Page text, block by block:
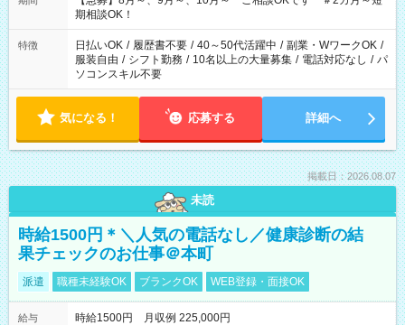
期相談OK！
特徴 日払いOK / 履歴書不要 / 40～50代活躍中 / 副業・WワークOK /
服装自由 / シフト勤務 / 10名以上の大量募集 / 電話対応なし / パ
ソコンスキル不要
気になる！ 応募する 詳細へ
掲載日：2026.08.07
未読
時給1500円＊＼人気の電話なし／健康診断の結
果チェックのお仕事＠本町
派遣 職種未経験OK ブランクOK WEB登録・面接OK
給与
時給1500円 月収例 225,000円